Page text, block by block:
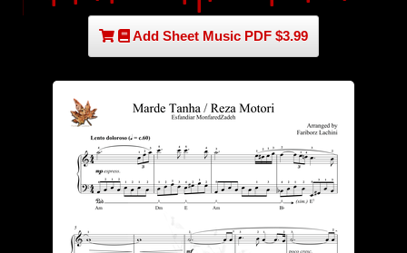
Add Sheet Music PDF $3.99